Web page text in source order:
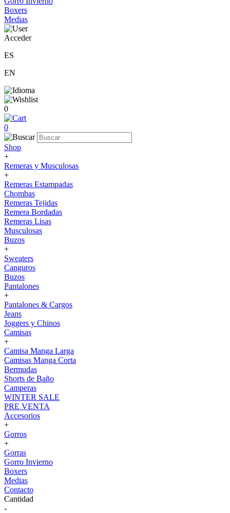
Boxers
Medias
Acceder
ES
EN
0
0
Shop
+
Remeras y Musculosas
+
Remeras Estampadas
Chombas
Remeras Tejidas
Remera Bordadas
Remeras Lisas
Musculosas
Buzos
+
Sweaters
Canguros
Buzos
Pantalones
+
Pantalones & Cargos
Jeans
Joggers y Chinos
Camisas
+
Camisa Manga Larga
Camisas Manga Corta
Bermudas
Shorts de Baño
Camperas
WINTER SALE
PRE VENTA
Accesorios
+
Gorros
+
Gorras
Gorro Invierno
Boxers
Medias
Contacto
Cantidad
-